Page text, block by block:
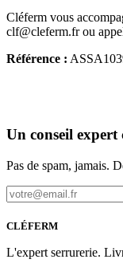
Cléferm vous
clf@cleferm.fr ou
Référence :
Un conseil expert
Pas de spam, jamais.
CLÉFERM
L'expert serrurerie.